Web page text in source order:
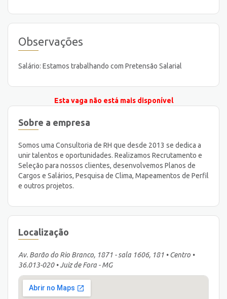
Observações
Salário: Estamos trabalhando com Pretensão Salarial
Esta vaga não está mais disponível
Sobre a empresa
Somos uma Consultoria de RH que desde 2013 se dedica a
unir talentos e oportunidades. Realizamos Recrutamento e
Seleção para nossos clientes, desenvolvemos Planos de
Cargos e Salários, Pesquisa de Clima, Mapeamentos de Perfil
e outros projetos.
Localização
Av. Barão do Rio Branco, 1871 - sala 1606, 181 • Centro •
36.013-020 • Juiz de Fora - MG